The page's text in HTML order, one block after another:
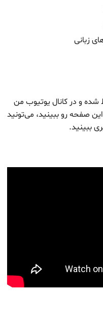
و در کانال یوتیوب من
صفحه رو ببینید، می‌تونید
ببینید.